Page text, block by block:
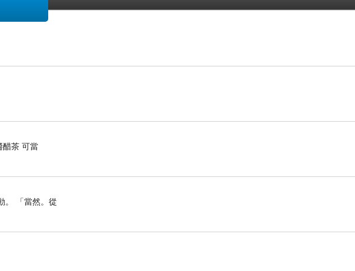
人，平常在海中難得一見，但在『沖繩美麗海水族館』可以同時見
們，平常會將一半以上的身體埋在沙子裡，另一半的身體則隨著水
好幾樣（笑）。
醋茶 可當
。 「當然。從